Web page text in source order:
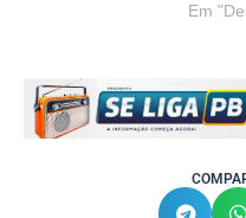
Em